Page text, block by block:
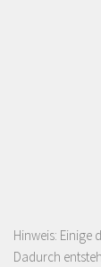
Hinweis: Einige
Dadurch